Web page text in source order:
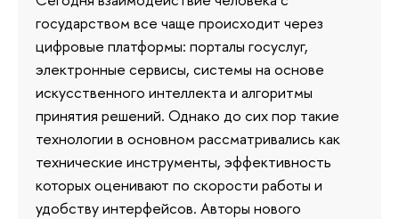
государством все чаще происходит через
цифровые платформы: порталы госуслуг,
электронные сервисы, системы на основе
искусственного интеллекта и алгоритмы
принятия решений. Однако до сих пор такие
технологии в основном рассматривались как
технические инструменты, эффективность
которых оценивают по скорости работы и
удобству интерфейсов. Авторы нового